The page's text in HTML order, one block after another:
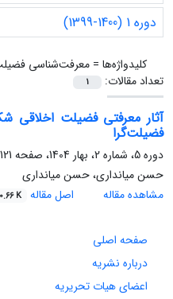
دوره 1 (1400-1399)
کلیدواژه‌ها =معرفت‌شناسی
تعداد مقالات:
1
آثار معرفتی فضیلت اخلاقی
فضیلت‌گرا
دوره 5، شماره 2، بهار 1404، صفحه
121-139
حسن میانداری، حسن میانداری
مشاهده مقاله
اصل مقاله K
صفحه اصلی
درباره نشریه
اعضای هیات تحریریه